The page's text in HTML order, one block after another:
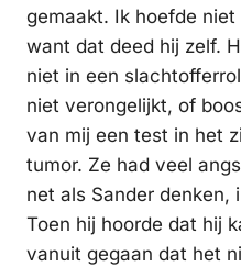
gemaakt. Ik hoefde
want dat deed hij zelf.
niet in een
niet verongelijkt, of
van mij een test in het
tumor. Ze had veel
net als Sander denken,
Toen hij hoorde dat hij
vanuit gegaan dat het